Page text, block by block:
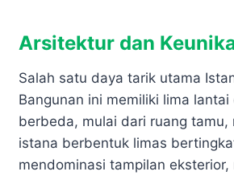
Arsitektur dan
Salah satu daya tarik utama
Bangunan ini memiliki lima
berbeda, mulai dari ruang
istana berbentuk limas
mendominasi tampilan